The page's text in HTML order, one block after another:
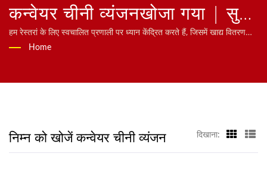
कन्वेयर चीनी व्यंजनखोजा गया | सुशी
बार कन्वेयर बेल्ट - खाद्य वितरण बेल्ट
हम रेस्तरां के लिए स्वचालित प्रणाली पर ध्यान केंद्रित करते हैं, जिसमें खाद्य वितरण
रोबोट, बुलेट ट्रेन प्रणाली, कन्वेयर बेल्ट प्रणाली, घूमने वाली शशी बेल्ट प्रणाली,
Home
निम्न को खोजें कन्वेयर चीनी व्यंजन दिखाना: